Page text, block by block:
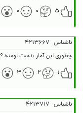
۵
۰ ۰
ناشناس ۴۲۱۳۶۶۷
چطوری این آمار بدست اومده ؟
۱
۲ ۳
ناشناس ۴۲۱۳۷۱۷